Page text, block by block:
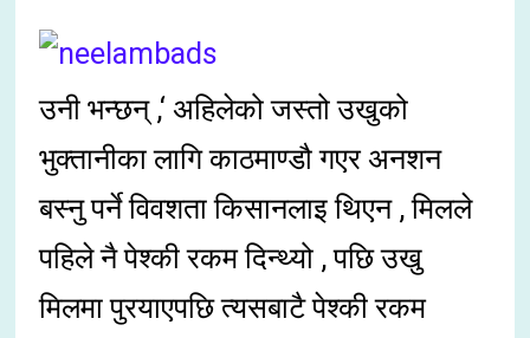
उनी भन्छन् ,‘ अहिलेको जस्तो उखुको
भुक्तानीका लागि काठमाण्डौ गएर अनशन
बस्नु पर्ने विवशता किसानलाइ थिएन , मिलले
पहिले नै पेश्की रकम दिन्थ्यो , पछि उखु
मिलमा पुरयाएपछि त्यसबाटै पेश्की रकम